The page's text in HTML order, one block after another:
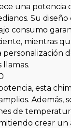
una potencia
Su
consumo
mientras
llamas.
esta
Además,
de
crear un